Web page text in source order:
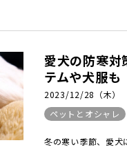
愛犬の防寒対
テムや犬服も
2023/12/28（木）
ペットとオシャレ
冬の寒い季節、愛